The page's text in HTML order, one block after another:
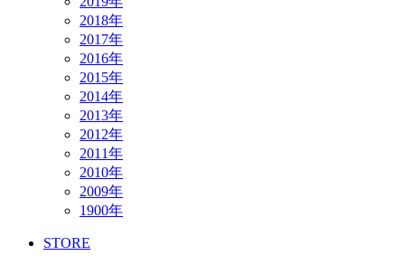
2018年
2017年
2016年
2015年
2014年
2013年
2012年
2011年
2010年
2009年
1900年
STORE